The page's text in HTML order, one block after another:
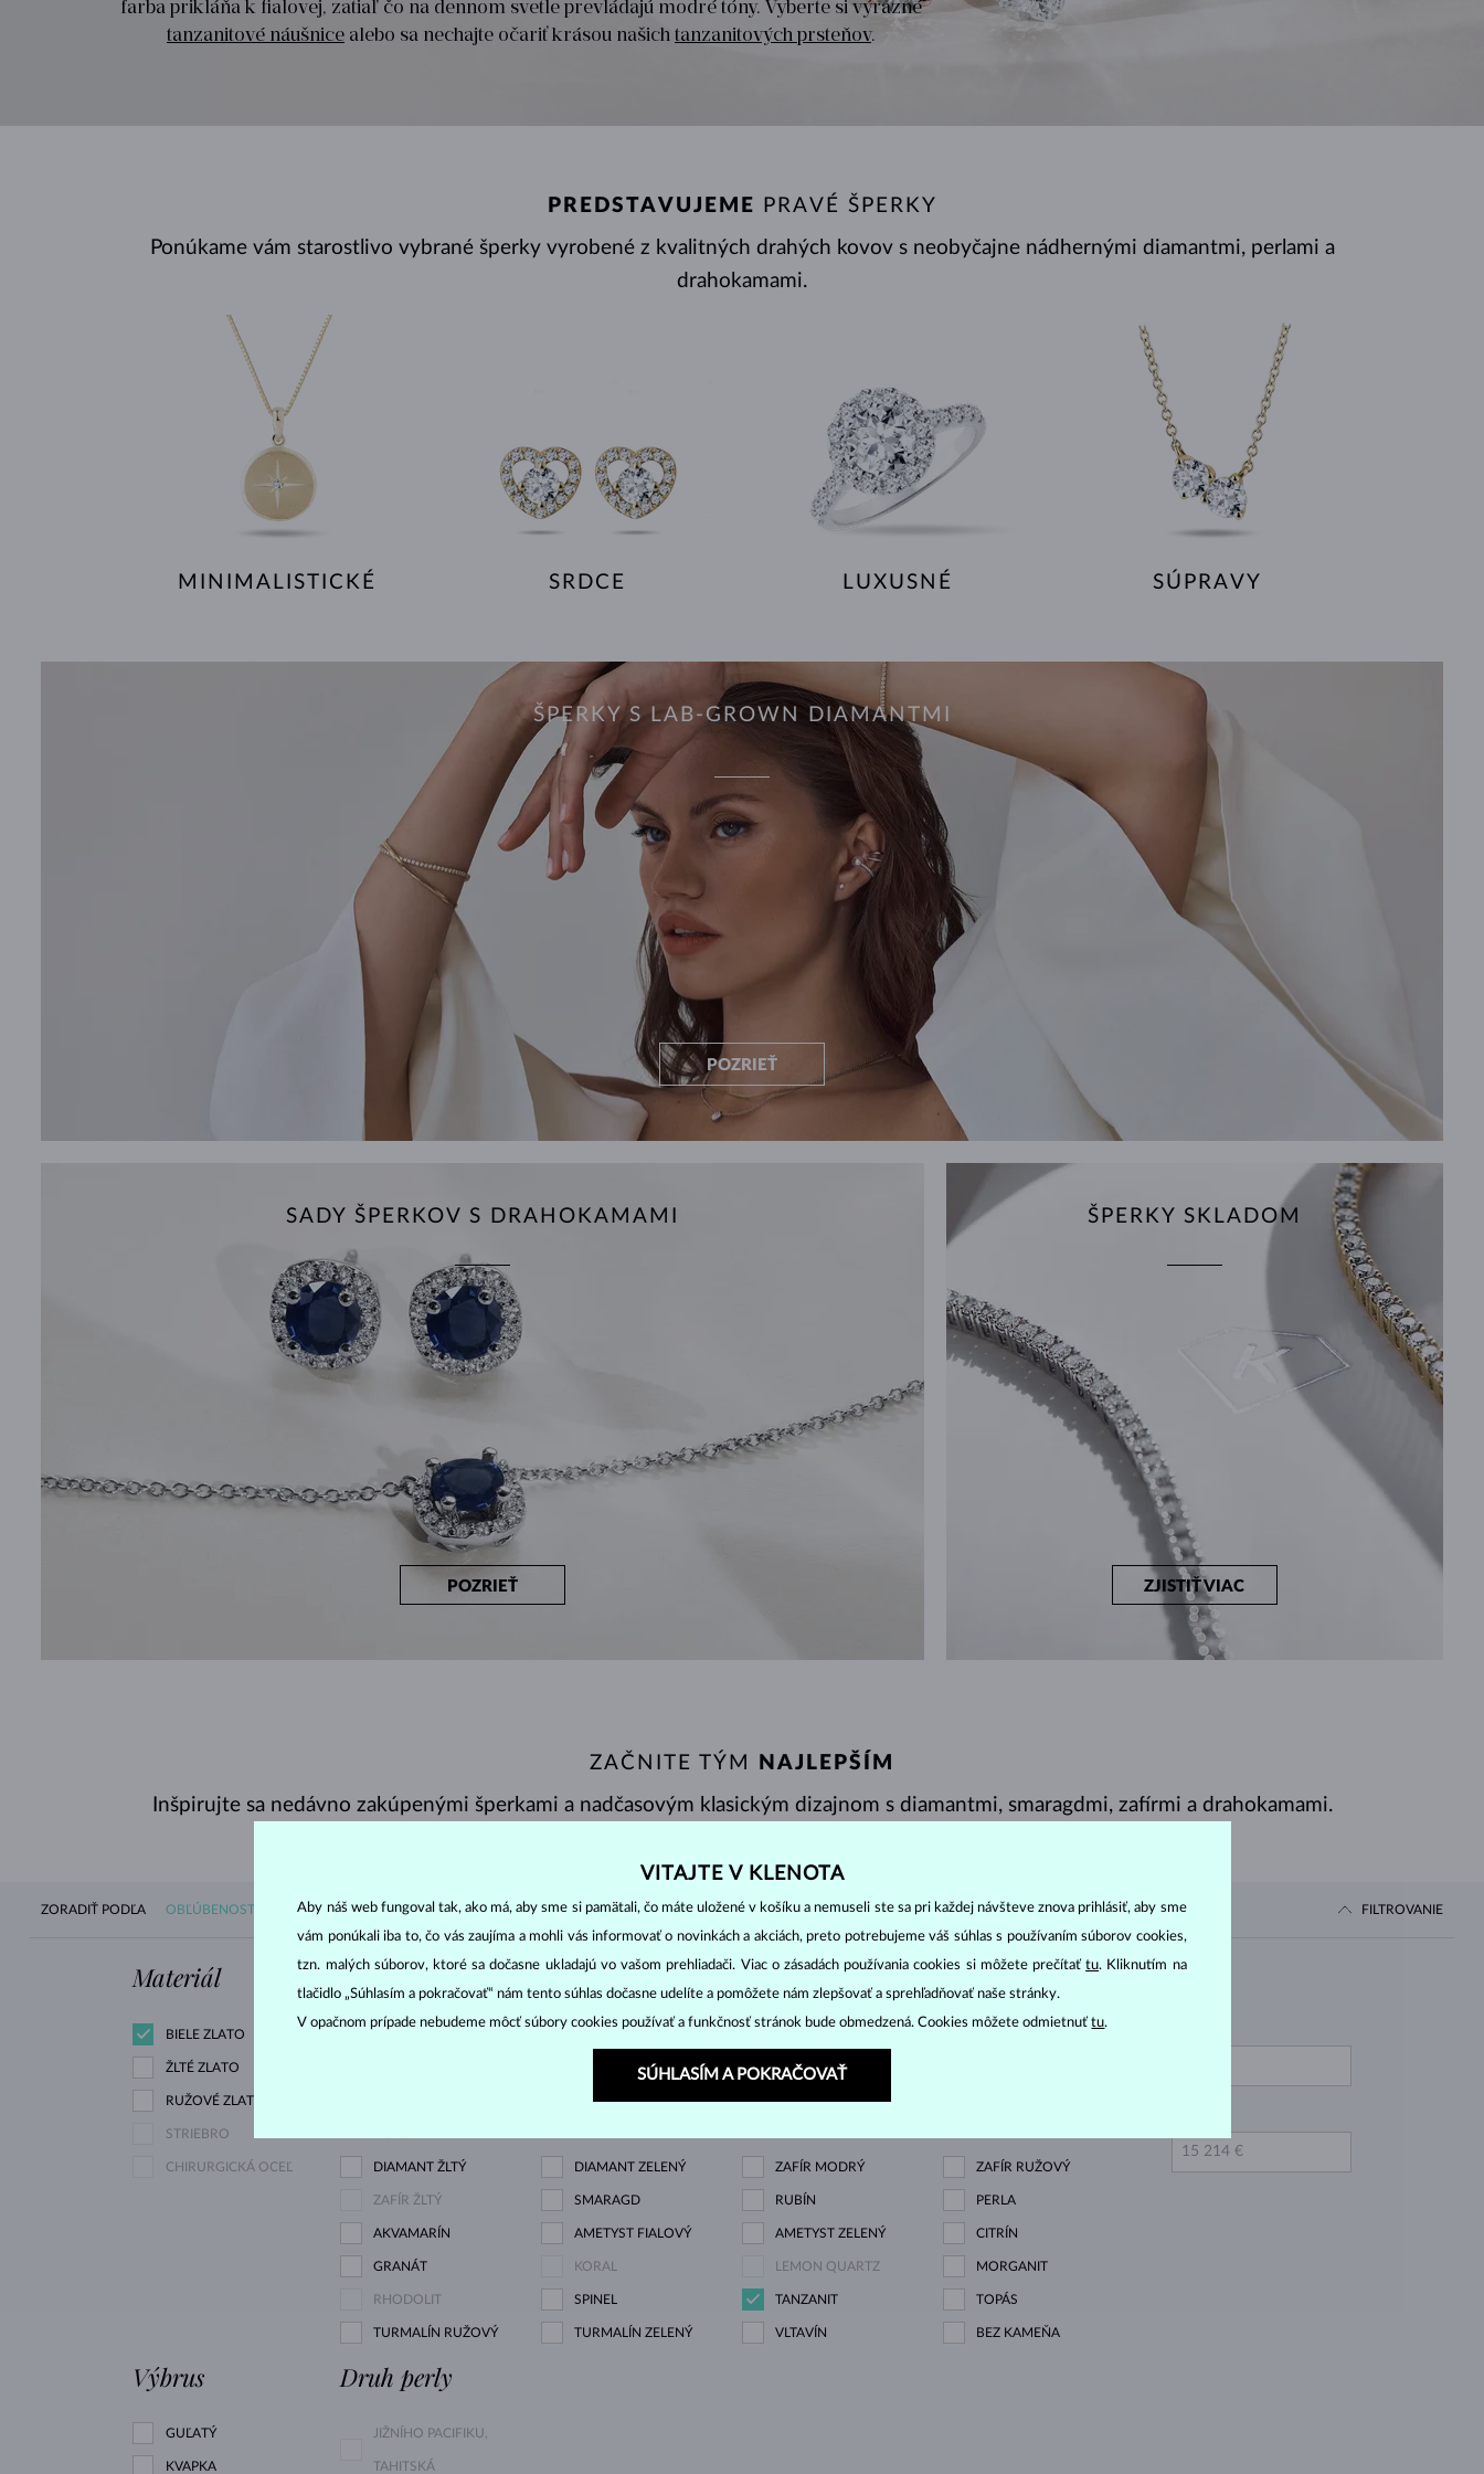
HALO ŠTÝL
ORIGINÁLNE SÚPRAVY
AMETYSTY BIELE ZLATO
SINGLE MORGANITY BIELE ZLATO
DRAHOKAMY TOPÁSY RUŽOVÉ ZLATO
SLADKOVODNÉ PERLY
BEZEL OSADENIE RUBÍNY BIELE ZLATO
LETNÍ VRSTVENÍ
PRE MAMIČKU TIPY NA DARČEKY
farba prikláňa k fialovej, zatiaľ čo na dennom svetle prevládajú modré tóny. Vyberte si výrazné
tanzanitové náušnice alebo sa nechajte očariť krásou našichtanzanitových prsteňov.
PREDSTAVUJEME
PRAVÉ ŠPERKY
Ponúkame vám starostlivo vybrané šperky vyrobené z kvalitných drahých kovov s neobyčajne nádhernými diamantmi, perlami a
drahokamami.
MINIMALISTICKÉ SRDCE LUXUSNÉ SÚPRAVY
ŠPERKY S LAB-GROWN DIAMANTMI
POZRIEŤ
SADY ŠPERKOV S DRAHOKAMAMI
POZRIEŤ
ŠPERKY SKLADOM
ZJISTIŤ VIAC
ZAČNITE TÝM
NAJLEPŠÍM
Inšpirujte sa nedávno zakúpenými šperkami a nadčasovým klasickým dizajnom s diamantmi, smaragdmi, zafírmi a drahokamami.
ZORADIŤ PODĽA OBĽÚBENOSTI DOSTUPNOSTI NOVINIEK CENY ZOBRAZENÉ36/85 FILTROVANIE
Materiál
BIELE ZLATO
ŽLTÉ ZLATO
RUŽOVÉ ZLATO
STRIEBRO
CHIRURGICKÁ OCEĽ
Drahokam
ZIRKÓNIE DIAMANT
DIAMANT ČIERNY DIAMANT CHAMPAGNE
DIAMANT ŽLTÝ DIAMANT ZELENÝ ZAFÍR MODRÝ ZAFÍR RUŽOVÝ
ZAFÍR ŽLTÝ SMARAGD RUBÍN PERLA
AKVAMARÍN AMETYST FIALOVÝ AMETYST ZELENÝ CITRÍN
GRANÁT KORAL LEMON QUARTZ MORGANIT
RHODOLIT SPINEL TANZANIT TOPÁS
TURMALÍN RUŽOVÝ TURMALÍN ZELENÝ VLTAVÍN BEZ KAMEŇA
Cena
Výbrus
GUĽATÝ
KVAPKA
Druh perly
JIŽNÍHO PACIFIKU,
TAHITSKÁ
VITAJTE V KLENOTA
Aby náš web fungoval tak, ako má, aby sme si pamätali, čo máte uložené v košíku a nemuseli ste sa pri každej návšteve znova prihlásiť, aby sme
vám ponúkali iba to, čo vás zaujíma a mohli vás informovať o novinkách a akciách, preto potrebujeme váš súhlas s používaním súborov cookies,
tzn. malých súborov, ktoré sa dočasne ukladajú vo vašom prehliadači. Viac o zásadách používania cookies si môžete prečítaťtu. Kliknutím na
tlačidlo „Súhlasím a pokračovať“ nám tento súhlas dočasne udelíte a pomôžete nám zlepšovať a sprehľadňovať naše stránky.
V opačnom prípade nebudeme môcť súbory cookies používať a funkčnosť stránok bude obmedzená. Cookies môžete odmietnuťtu.
SÚHLASÍM A POKRAČOVAŤ